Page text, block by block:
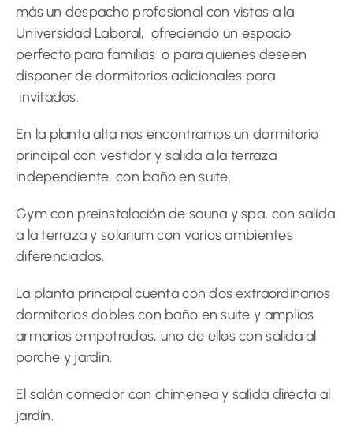
más un despacho profesional con vistas a la
Universidad Laboral, ofreciendo un espacio
perfecto para familias o para quienes deseen
disponer de dormitorios adicionales para
invitados.
En la planta alta nos encontramos un dormitorio
principal con vestidor y salida a la terraza
independiente, con baño en suite.
Gym con preinstalación de sauna y spa, con salida
a la terraza y solarium con varios ambientes
diferenciados.
La planta principal cuenta con dos extraordinarios
dormitorios dobles con baño en suite y amplios
armarios empotrados, uno de ellos con salida al
porche y jardin.
El salón comedor con chimenea y salida directa al
jardín.